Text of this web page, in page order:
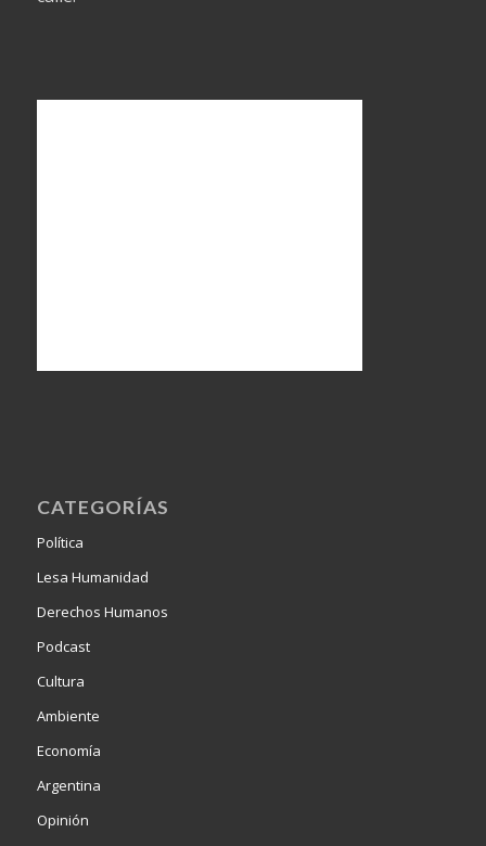
CATEGORÍAS
Política
Lesa Humanidad
Derechos Humanos
Podcast
Cultura
Ambiente
Economía
Argentina
Opinión